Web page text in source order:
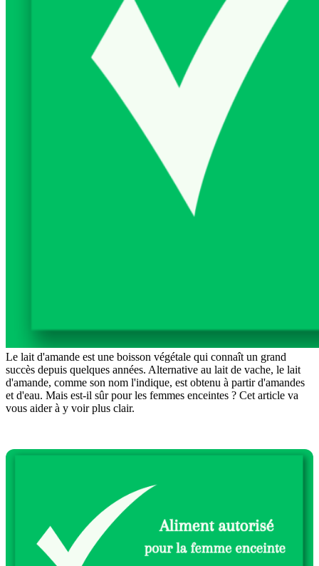
Le lait d'amande est une boisson végétale qui connaît un grand
succès depuis quelques années. Alternative au lait de vache, le lait
d'amande, comme son nom l'indique, est obtenu à partir d'amandes
et d'eau. Mais est-il sûr pour les femmes enceintes ? Cet article va
vous aider à y voir plus clair.